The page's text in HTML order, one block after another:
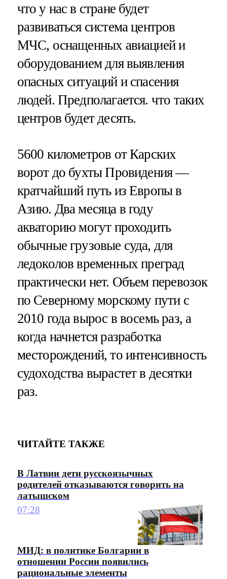
что у нас в стране будет
развиваться система центров
МЧС, оснащенных авиацией и
оборудованием для выявления
опасных ситуаций и спасения
людей. Предполагается. что таких
центров будет десять.
5600 километров от Карских
ворот до бухты Провидения —
кратчайший путь из Европы в
Азию. Два месяца в году
акваторию могут проходить
обычные грузовые суда, для
ледоколов временных преград
практически нет. Объем перевозок
по Северному морскому пути с
2010 года вырос в восемь раз, а
когда начнется разработка
месторождений, то интенсивность
судоходства вырастет в десятки
раз.
ЧИТАЙТЕ ТАКЖЕ
В Латвии дети русскоязычных
родителей отказываются говорить на
латышском
07:28
МИД: в политике Болгарии в
отношении России появились
рациональные элементы